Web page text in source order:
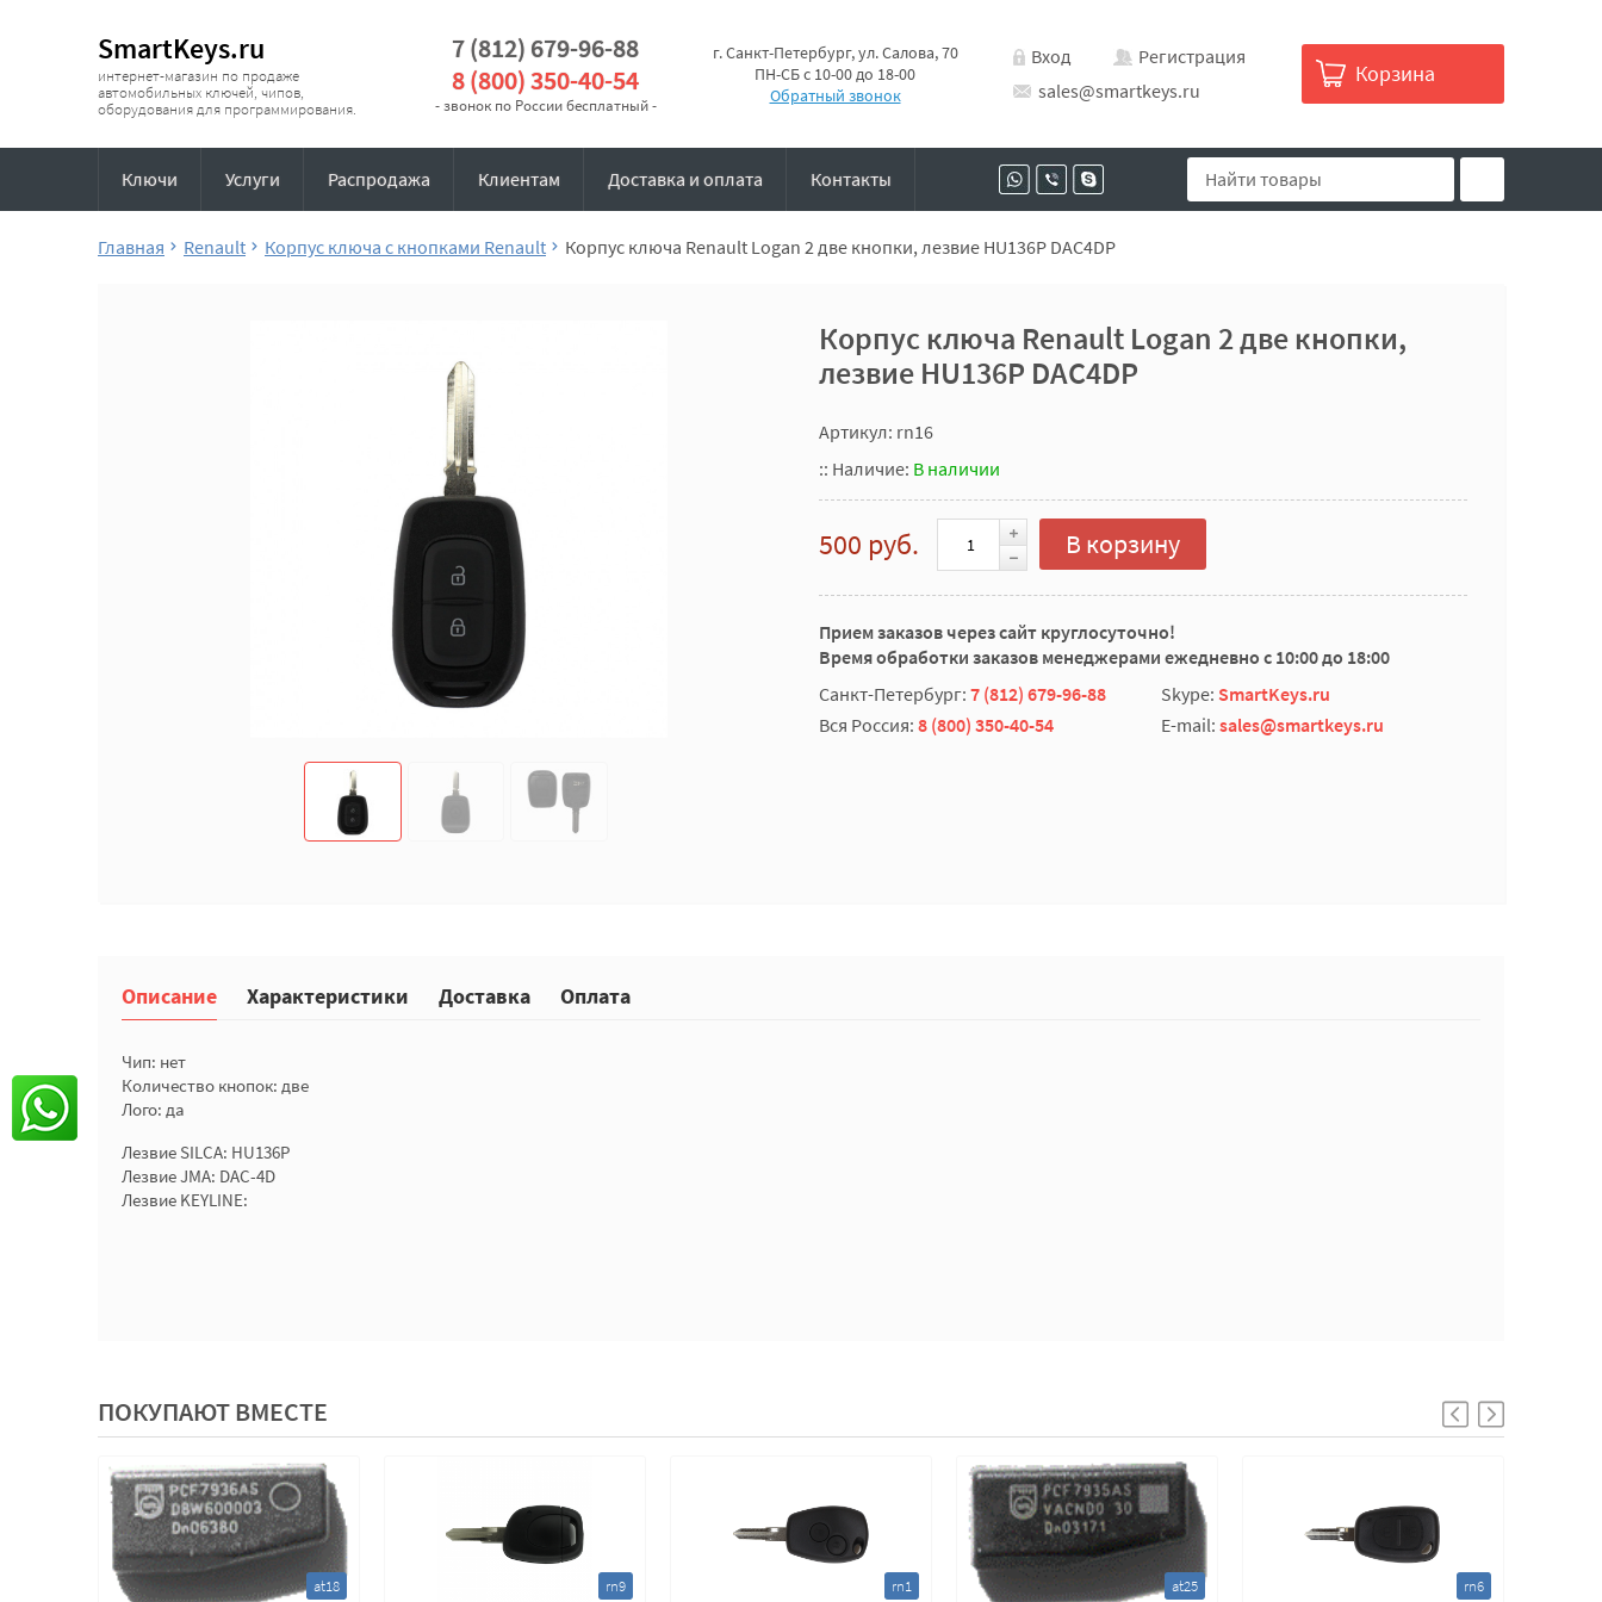
SmartKeys.ru
интернет-магазин по продаже
автомобильных ключей, чипов,
оборудования для программирования.
7 (812) 679-96-88
8 (800) 350-40-54
- звонок по России бесплатный -
г. Санкт-Петербург, ул. Салова, 70
ПН-СБ с 10-00 до 18-00
Обратный звонок
Вход
Регистрация
sales@smartkeys.ru
Корзина
Ключи Услуги Распродажа Клиентам Доставка и оплата Контакты
Главная Renault Корпус ключа с кнопками Renault Корпус ключа Renault Logan 2 две кнопки, лезвие HU136P DAC4DP
Корпус ключа Renault Logan 2 две кнопки,
лезвие HU136P DAC4DP
Артикул: rn16
:: Наличие: В наличии
500 руб. В корзину
Прием заказов через сайт круглосуточно!
Время обработки заказов менеджерами ежедневно с 10:00 до 18:00
Санкт-Петербург: 7 (812) 679-96-88 Skype: SmartKeys.ru
Вся Россия: 8 (800) 350-40-54 E-mail: sales@smartkeys.ru
Описание Характеристики Доставка Оплата
Чип: нет
Количество кнопок: две
Лого: да
Лезвие SILCA: HU136P
Лезвие JMA: DAC-4D
Лезвие KEYLINE:
ПОКУПАЮТ ВМЕСТЕ
at18 rn9 rn1 at25 rn6